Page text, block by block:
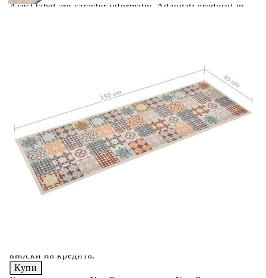
Acest tabel are caracter informativ. Adăugați produsul în
количката" и при поръчка ще можете да изберете броя
Предоставената таблица е с информационна цел.
Добавете продукта в количката си с бутона "Добави в
количката" и при поръчка ще можете да изберете броя
вноски на кредита.
Предоставената таблица е с информационна цел.
Добавете продукта в количката си с бутона "Добави в
количката" и при поръчка ще можете да изберете броя
вноски на кредита.
вноски на кредита.